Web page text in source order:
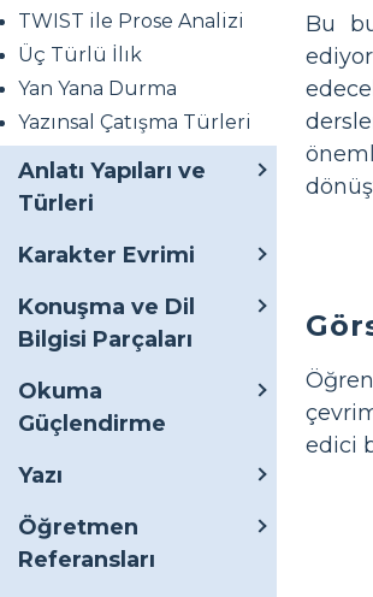
TWIST ile Prose Analizi
Üç Türlü İlık
Yan Yana Durma
Yazınsal Çatışma Türleri
Anlatı Yapıları ve
Türleri
Karakter Evrimi
Konuşma ve Dil
Bilgisi Parçaları
Okuma
Güçlendirme
Yazı
Öğretmen
Referansları
Bu
edici